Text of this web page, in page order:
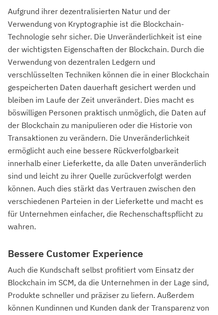
Aufgrund ihrer dezentralisierten Natur und der
Verwendung von Kryptographie ist die Blockchain-
Technologie sehr sicher. Die Unveränderlichkeit ist eine
der wichtigsten Eigenschaften der Blockchain. Durch die
Verwendung von dezentralen Ledgern und
verschlüsselten Techniken können die in einer Blockchain
gespeicherten Daten dauerhaft gesichert werden und
bleiben im Laufe der Zeit unverändert. Dies macht es
böswilligen Personen praktisch unmöglich, die Daten auf
der Blockchain zu manipulieren oder die Historie von
Transaktionen zu verändern. Die Unveränderlichkeit
ermöglicht auch eine bessere Rückverfolgbarkeit
innerhalb einer Lieferkette, da alle Daten unveränderlich
sind und leicht zu ihrer Quelle zurückverfolgt werden
können. Auch dies stärkt das Vertrauen zwischen den
verschiedenen Parteien in der Lieferkette und macht es
für Unternehmen einfacher, die Rechenschaftspflicht zu
wahren.
Bessere Customer Experience
Auch die Kundschaft selbst profitiert vom Einsatz der
Blockchain im SCM, da die Unternehmen in der Lage sind,
Produkte schneller und präziser zu liefern. Außerdem
können Kundinnen und Kunden dank der Transparenz von